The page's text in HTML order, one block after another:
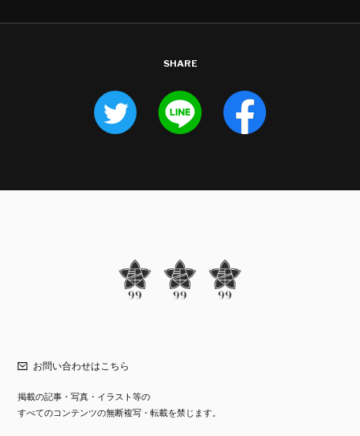
SHARE
お問い合わせはこちら
掲載の記事・写真・イラスト等の
すべてのコンテンツの無断複写・転載を禁じます。